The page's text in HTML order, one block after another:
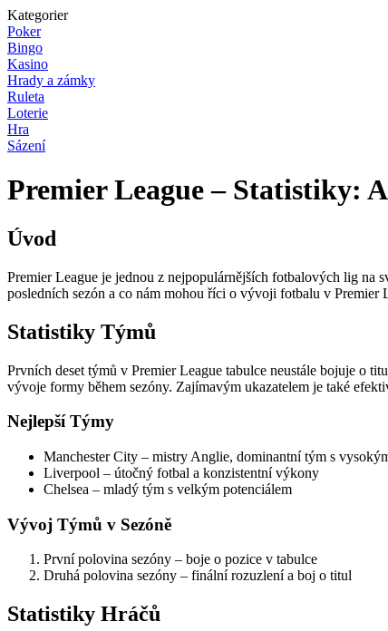
Kategorier
Poker
Bingo
Kasino
Hrady a zámky
Ruleta
Loterie
Hra
Sázení
Premier League – Statistiky:
Úvod
Premier League je jednou z nejpopulárnějších fotbalových lig na
posledních sezón a co nám mohou říci o vývoji fotbalu v Premier
Statistiky Týmů
Prvních deset týmů v Premier League tabulce neustále bojuje o
vývoje formy během sezóny. Zajímavým ukazatelem je také
Nejlepší Týmy
Manchester City – mistry Anglie, dominantní tým s
Liverpool – útočný fotbal a konzistentní výkony
Chelsea – mladý tým s velkým potenciálem
Vývoj Týmů v Sezóně
První polovina sezóny – boje o pozice v tabulce
Druhá polovina sezóny – finální rozuzlení a boj o titul
Statistiky Hráčů